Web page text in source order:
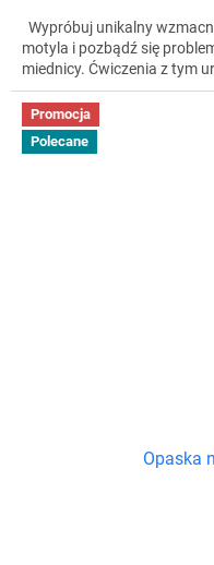
Wypróbuj unikalny
motyla i pozbądź się
miednicy. Ćwiczenia z tym
Promocja
Polecane
Opaska